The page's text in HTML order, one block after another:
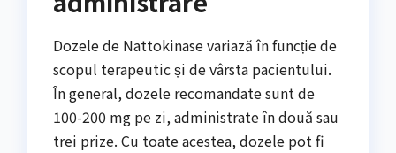
Dozele de Nattokinase variază în funcție de
scopul terapeutic și de vârsta pacientului.
În general, dozele recomandate sunt de
100-200 mg pe zi, administrate în două sau
trei prize. Cu toate acestea, dozele pot fi